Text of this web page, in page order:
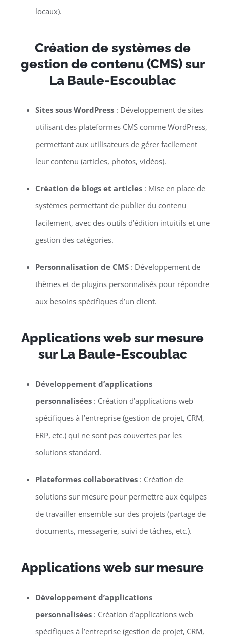
locaux).
Création de systèmes de
gestion de contenu (CMS) sur
La Baule-Escoublac
Sites sous WordPress: Développement de sites
utilisant des plateformes CMS comme WordPress,
permettant aux utilisateurs de gérer facilement
leur contenu (articles, photos, vidéos).
Création de blogs et articles: Mise en place de
systèmes permettant de publier du contenu
facilement, avec des outils d’édition intuitifs et une
gestion des catégories.
Personnalisation de CMS: Développement de
thèmes et de plugins personnalisés pour répondre
aux besoins spécifiques d’un client.
Applications web sur mesure
sur La Baule-Escoublac
Développement d’applications
personnalisées: Création d’applications web
spécifiques à l’entreprise (gestion de projet, CRM,
ERP, etc.) qui ne sont pas couvertes par les
solutions standard.
Plateformes collaboratives: Création de
solutions sur mesure pour permettre aux équipes
de travailler ensemble sur des projets (partage de
documents, messagerie, suivi de tâches, etc.).
Applications web sur mesure
Développement d’applications
personnalisées: Création d’applications web
spécifiques à l’entreprise (gestion de projet, CRM,